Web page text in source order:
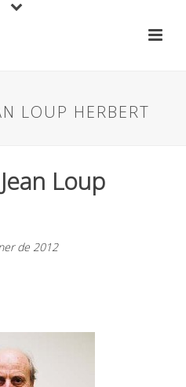
LOUP HERBERT
Loup
de 2012